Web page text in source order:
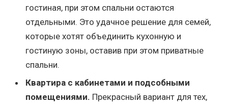
гостиная, при этом спальни остаются
отдельными. Это удачное решение для семей,
которые хотят объединить кухонную и
гостиную зоны, оставив при этом приватные
спальни.
Квартира с кабинетами и подсобными
помещениями. Прекрасный вариант для тех,